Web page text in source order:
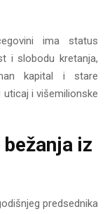
ima status
i slobodu kretanja,
kapital i stare
i višemilionske
iz
predsednika